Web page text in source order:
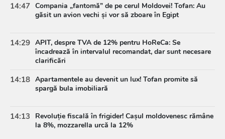
14:47 Compania „fantomă” de pe cerul Moldovei! Tofan: Au
găsit un avion vechi și vor să zboare în Egipt
14:29 APIT, despre TVA de 12% pentru HoReCa: Se
încadrează în intervalul recomandat, dar sunt necesare
clarificări
14:18 Apartamentele au devenit un lux! Tofan promite să
spargă bula imobiliară
14:13
Revoluție fiscală în frigider! Cașul moldovenesc rămâne
la 8%, mozzarella urcă la 12%